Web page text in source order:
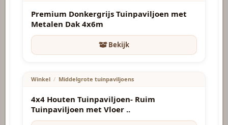
Premium Donkergrijs Tuinpaviljoen met
Metalen Dak 4x6m
Bekijk
€3678.40
Winkel / Middelgrote tuinpaviljoens
4x4 Houten Tuinpaviljoen- Ruim
Tuinpaviljoen met Vloer ..